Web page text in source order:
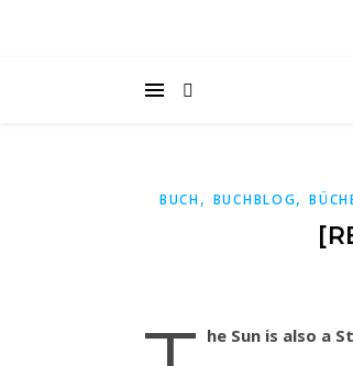
BUCH, BUCHBLOG,
he Sun is also a